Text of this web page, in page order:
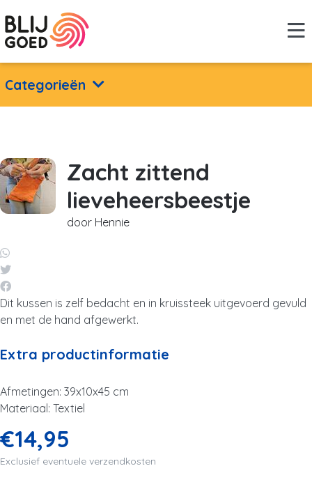
Categorieën
Zacht zittend
lieveheersbeestje
door Hennie
Dit kussen is zelf bedacht en in kruissteek uitgevoerd gevuld
en met de hand afgewerkt.
Extra productinformatie
Afmetingen: 39x10x45 cm
Materiaal: Textiel
€14,95
Exclusief eventuele verzendkosten